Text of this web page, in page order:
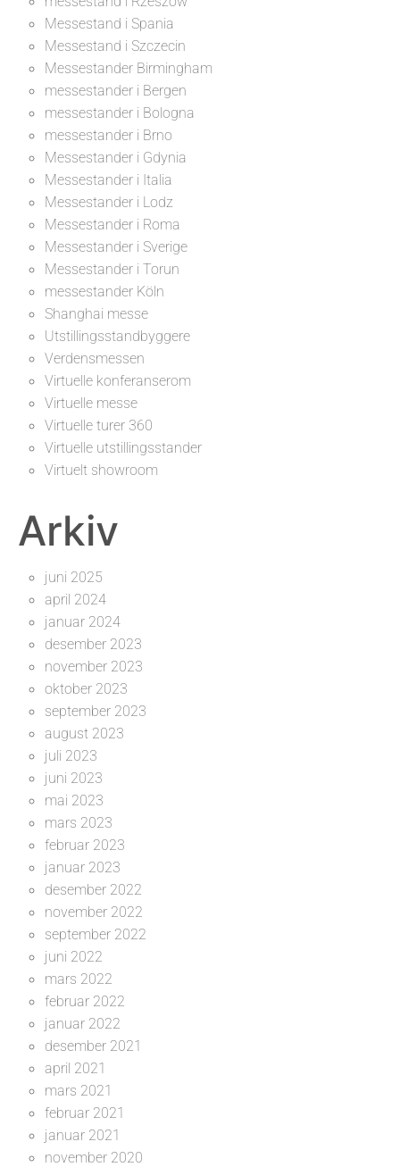
Messestand i Spania
Messestand i Szczecin
Messestander Birmingham
messestander i Bergen
messestander i Bologna
messestander i Brno
Messestander i Gdynia
Messestander i Italia
Messestander i Lodz
Messestander i Roma
Messestander i Sverige
Messestander i Torun
messestander Köln
Shanghai messe
Utstillingsstandbyggere
Verdensmessen
Virtuelle konferanserom
Virtuelle messe
Virtuelle turer 360
Virtuelle utstillingsstander
Virtuelt showroom
Arkiv
juni 2025
april 2024
januar 2024
desember 2023
november 2023
oktober 2023
september 2023
august 2023
juli 2023
juni 2023
mai 2023
mars 2023
februar 2023
januar 2023
desember 2022
november 2022
september 2022
juni 2022
mars 2022
februar 2022
januar 2022
desember 2021
april 2021
mars 2021
februar 2021
januar 2021
november 2020